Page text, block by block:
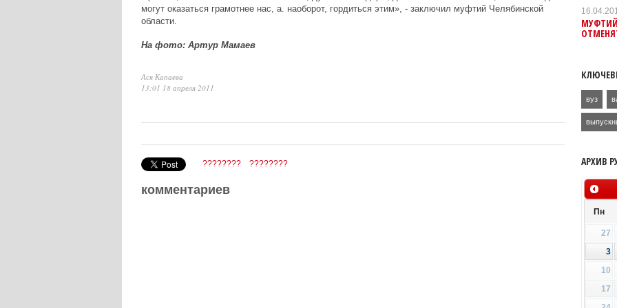
могут оказаться грамотнее нас, а. наоборот, гордиться этим», - заключил муфтий Челябинской
области.
На фото: Артур Мамаев
Ася Капаева
13:01 18 апреля 2011
???????? ????????
комментариев
вуз
АРХИВ
Пн
27
3
10
17